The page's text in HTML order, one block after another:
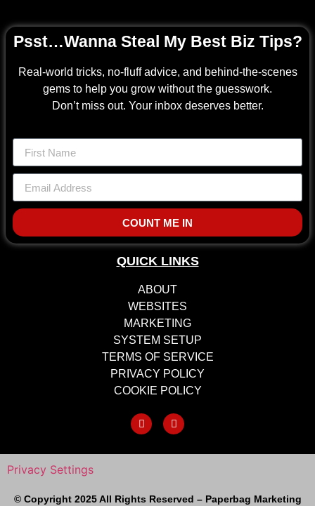
Psst…Wanna Steal My Best Biz Tips?
Real-world tricks, no-fluff advice, and behind-the-scenes
gems to help you grow without the guesswork.
Don’t miss out. Your inbox deserves better.
COUNT ME IN
QUICK LINKS
ABOUT
WEBSITES
MARKETING
SYSTEM SETUP
TERMS OF SERVICE
PRIVACY POLICY
COOKIE POLICY
Privacy Settings
© Copyright 2025 All Rights Reserved – Paperbag Marketing